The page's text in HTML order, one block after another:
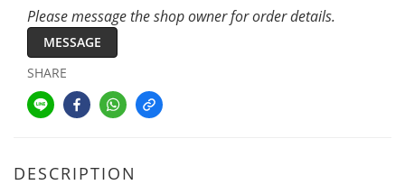
Please message the shop owner for order details.
MESSAGE
SHARE
DESCRIPTION